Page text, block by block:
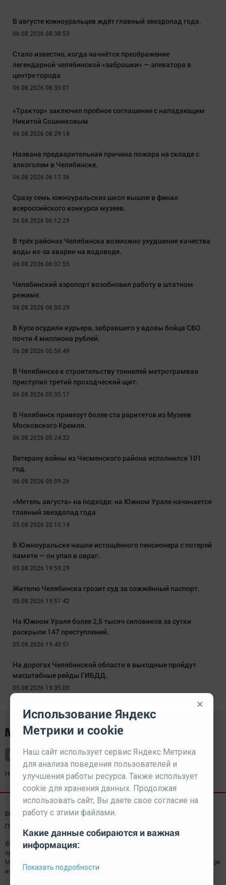
В августе южноуральцев ждёт главный звездопад года.
06.08.2026 08:38:53
Стало известно, когда начнётся преображение
легендарной челябинской «заброшки» — элеватора в
центре города
06.08.2026 08:35:01
«Трактор» заключил пробное соглашение с нападающим
Никитой Сошниковым
06.08.2026 08:29:18
Названа предварительная причина пожара на складе с
алкоголем в Челябинске.
06.08.2026 06:17:36
Сразу семь южноуральских школ вышли в финал
всероссийского конкурса музеев.
06.08.2026 06:12:29
В трёх районах Челябинска возможно ухудшение качества
воды из-за аварии на водоводе.
06.08.2026 06:07:55
Челябинский аэропорт возобновил работу в штатном
режиме.
06.08.2026 06:00:29
В Кусе осудили курьера, забравшего у вдовы бойца СВО
почти 4 миллиона рублей.
06.08.2026 05:56:49
В Челябинске к строительству тоннелей метротрамвая
приступил третий проходческий щит.
06.08.2026 05:35:17
В Челябинск привезут более ста раритетов из Музеев
Московского Кремля.
06.08.2026 05:24:32
Ветерану войны из Чесменского района исполнился 101
год.
06.08.2026 05:09:26
«Метель августа» на подходе: на Южном Урале начинается
главный звездопад года
05.08.2026 20:10:19
В Южноуральске нашли истощённого пенсионера с потерей
памяти — он упал в овраг.
05.08.2026 19:59:29
Жителю Челябинска грозит суд за сожжённый паспорт.
05.08.2026 19:51:42
На Южном Урале более 2,5 тысяч силовиков за сутки
раскрыли 147 преступлений.
05.08.2026 19:43:51
На дорогах Челябинской области в выходные пройдут
масштабные рейды ГИБДД.
05.08.2026 19:35:00
Наш партнерkurorty-sochi.ru
Выходные данные СМИ Реклама
Пользовательское соглашение
© 2026 МЕДИАЗАВОД — Сайт может содержать контент,
предназначенный для лиц 18+
Мнение редакции может не совпадать с мнением отдельных авторов.При
использовании материалов сайта ссылка обязательна.
×
Использование Яндекс
Метрики и cookie
Наш сайт использует сервис Яндекс Метрика
для анализа поведения пользователей и
улучшения работы ресурса. Также использует
cookie для хранения данных. Продолжая
использовать сайт, Вы даете свое согласие на
работу с этими файлами.
Какие данные собираются и важная
информация:
Показать подробности